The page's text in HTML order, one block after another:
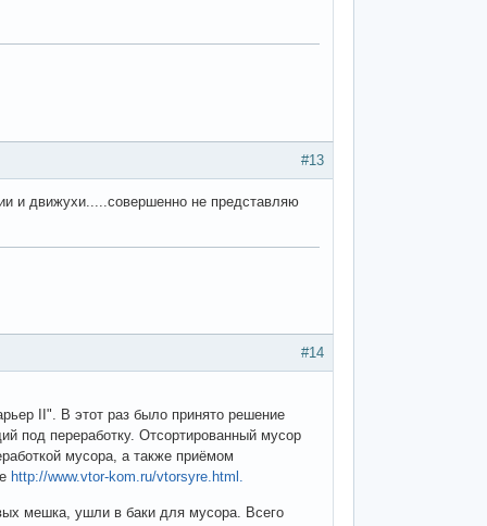
#13
и движухи.....совершенно не представляю
#14
II". В этот раз было принято решение
под переработку. Отсортированный мусор
мусора, а также приёмом
http://www.vtor-kom.ru/vtorsyre.html.
мешка, ушли в баки для мусора. Всего